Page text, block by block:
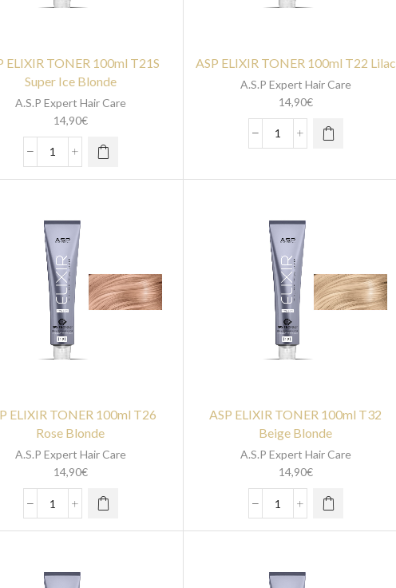
ELIXIR TONER 100ml T21S
Super Ice Blonde
A.S.P Expert Hair Care
14,90€
ASP ELIXIR TONER 100ml T22 Lilac
A.S.P Expert Hair Care
14,90€
ELIXIR TONER 100ml T26
Rose Blonde
A.S.P Expert Hair Care
14,90€
ASP ELIXIR TONER 100ml T32
Beige Blonde
A.S.P Expert Hair Care
14,90€